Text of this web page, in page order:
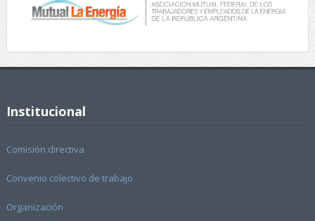
Institucional
Comisión directiva
Convenio colectivo de trabajo
Organización